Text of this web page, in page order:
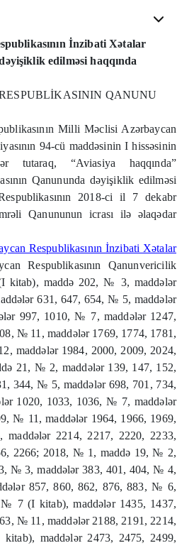
İnzibati Xətalar
edilməsi haqqında
QANUNU
Milli Məclisi Azərbaycan
94-cü maddəsinin I hissəsinin
tutaraq, “Aviasiya haqqında”
Qanununda dəyişiklik edilməsi
2018-ci il 7 dekabr
Qanununun icrası ilə əlaqədar
Respublikasının İnzibati Xətalar
Respublikasının Qanunvericilik
kitab), maddə 202, № 3, maddələr
631, 647, 654, № 5, maddələr
997, 1010, № 7, maddələr 1247,
№ 11, maddələr 1769, 1774, 1781,
maddələr 1984, 2000, 2009, 2024,
21, № 2, maddələr 139, 147, 152,
344, № 5, maddələr 698, 701, 734,
1020, 1033, 1036, № 7, maddələr
№ 11, maddələr 1964, 1966, 1969,
2214, 2217, 2220, 2233,
2266; 2018, № 1, maddə 19, № 2,
№ 3, maddələr 383, 401, 404, № 4,
857, 860, 862, 876, 883, № 6,
№ 7 (I kitab), maddələr 1435, 1437,
№ 11, maddələr 2188, 2191, 2214,
maddələr 2473, 2475, 2499,